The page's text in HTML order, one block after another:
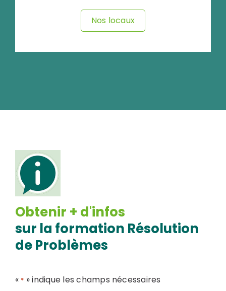
Nos locaux
Obtenir + d'infos
sur la formation Résolution
de Problèmes
« * » indique les champs nécessaires